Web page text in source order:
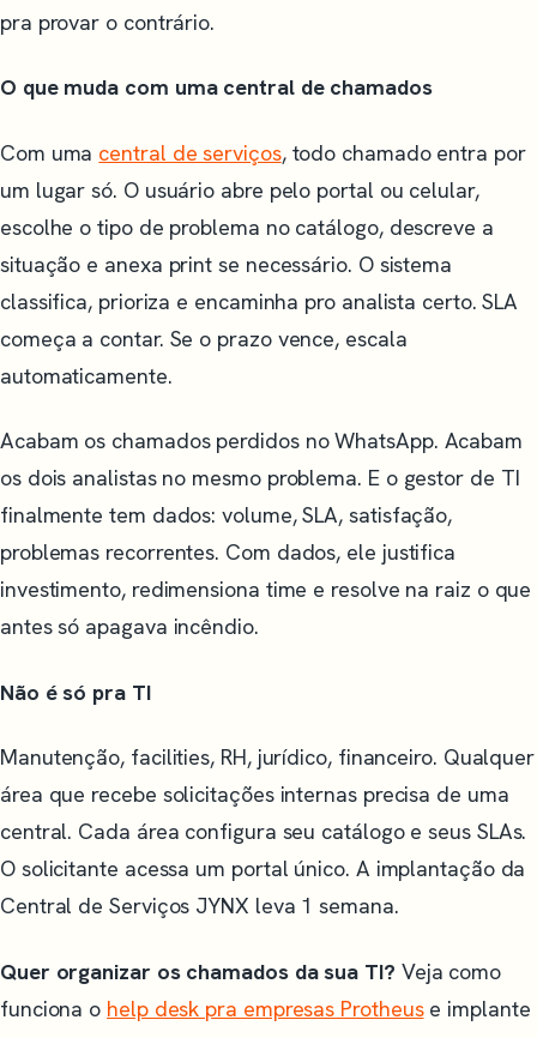
pra provar o contrário.
O que muda com uma central de chamados
Com uma central de serviços, todo chamado entra por
um lugar só. O usuário abre pelo portal ou celular,
escolhe o tipo de problema no catálogo, descreve a
situação e anexa print se necessário. O sistema
classifica, prioriza e encaminha pro analista certo. SLA
começa a contar. Se o prazo vence, escala
automaticamente.
Acabam os chamados perdidos no WhatsApp. Acabam
os dois analistas no mesmo problema. E o gestor de TI
finalmente tem dados: volume, SLA, satisfação,
problemas recorrentes. Com dados, ele justifica
investimento, redimensiona time e resolve na raiz o que
antes só apagava incêndio.
Não é só pra TI
Manutenção, facilities, RH, jurídico, financeiro. Qualquer
área que recebe solicitações internas precisa de uma
central. Cada área configura seu catálogo e seus SLAs.
O solicitante acessa um portal único. A implantação da
Central de Serviços JYNX leva 1 semana.
Quer organizar os chamados da sua TI? Veja como
funciona o help desk pra empresas Protheuse implante